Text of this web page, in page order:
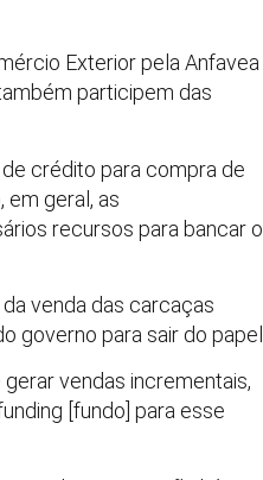
Exterior pela Anfavea
participem das
crédito para compra de
em geral, as
recursos para bancar o
venda das carcaças
governo para sair do papel.
vendas incrementais,
[fundo] para esse